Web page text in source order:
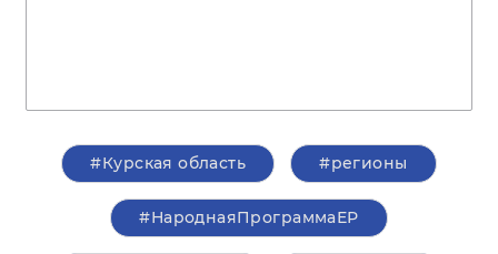
#Курская область #регионы
#НароднаяПрограммаЕР